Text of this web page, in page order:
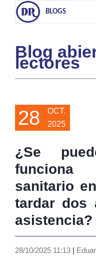
BLOGS
Blog
lectores
28
OCT.
2025
¿Se
sanitario
tardar dos
asistencia?
28/10/2025 11:13 |